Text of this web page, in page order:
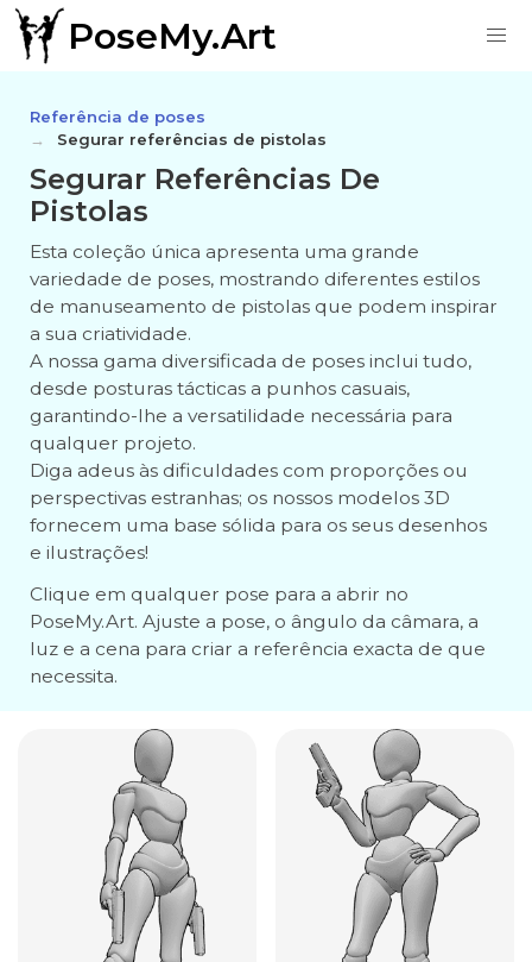
PoseMy.Art
Referência de poses
Segurar referências de pistolas
Segurar Referências De
Pistolas
Esta coleção única apresenta uma grande
variedade de poses, mostrando diferentes estilos
de manuseamento de pistolas que podem inspirar
a sua criatividade.
A nossa gama diversificada de poses inclui tudo,
desde posturas tácticas a punhos casuais,
garantindo-lhe a versatilidade necessária para
qualquer projeto.
Diga adeus às dificuldades com proporções ou
perspectivas estranhas; os nossos modelos 3D
fornecem uma base sólida para os seus desenhos
e ilustrações!
Clique em qualquer pose para a abrir no
PoseMy.Art. Ajuste a pose, o ângulo da câmara, a
luz e a cena para criar a referência exacta de que
necessita.